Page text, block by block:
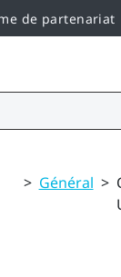
de partenariat
> Général >